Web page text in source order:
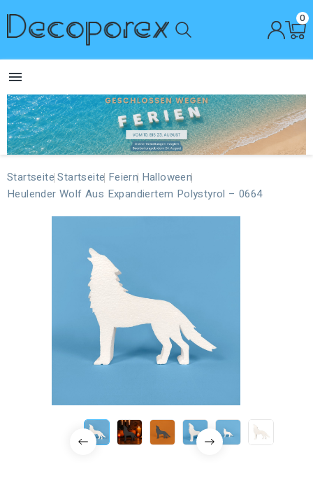
0

Startseite Startseite Feiern Halloween
Heulender Wolf Aus Expandiertem Polystyrol – 0664